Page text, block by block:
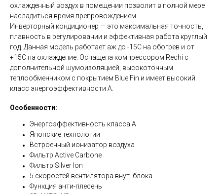
охлажденный воздух в помещении позволит в полной мере
насладиться время препровождением.
Инверторный кондиционер — это максимальная точность,
плавность в регулировании и эффективная работа круглый
год. Данная модель работает аж до -15C на обогрев и от
+15C на охлаждение. Оснащена компрессором Rechi с
дополнительной шумоизоляцией, высокоточным
теплообменником с покрытием Blue Fin и имеет высокий
класс энергоэффективности А.
Особенности:
Энергоэффективность класса А
Японские технологии
Встроенный ионизатор воздуха
Фильтр Active Carbone
Фильтр Silver Ion
5 скоростей вентилятора внут. блока
Функция анти-плесень